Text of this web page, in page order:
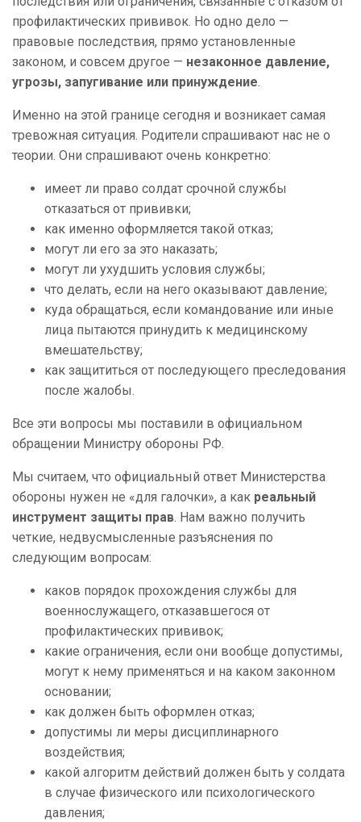
профилактических прививок. Но одно дело —
правовые последствия, прямо установленные
законом, и совсем другое — незаконное давление,
угрозы, запугивание или принуждение.
Именно на этой границе сегодня и возникает самая
тревожная ситуация. Родители спрашивают нас не о
теории. Они спрашивают очень конкретно:
имеет ли право солдат срочной службы
отказаться от прививки;
как именно оформляется такой отказ;
могут ли его за это наказать;
могут ли ухудшить условия службы;
что делать, если на него оказывают давление;
куда обращаться, если командование или иные
лица пытаются принудить к медицинскому
вмешательству;
как защититься от последующего преследования
после жалобы.
Все эти вопросы мы поставили в официальном
обращении Министру обороны РФ.
Мы считаем, что официальный ответ Министерства
обороны нужен не «для галочки», а как реальный
инструмент защиты прав. Нам важно получить
четкие, недвусмысленные разъяснения по
следующим вопросам:
каков порядок прохождения службы для
военнослужащего, отказавшегося от
профилактических прививок;
какие ограничения, если они вообще допустимы,
могут к нему применяться и на каком законном
основании;
как должен быть оформлен отказ;
допустимы ли меры дисциплинарного
воздействия;
какой алгоритм действий должен быть у солдата
в случае физического или психологического
давления;